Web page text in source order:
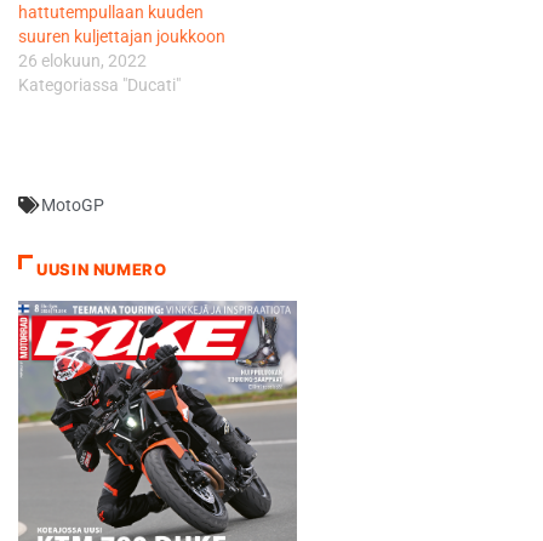
hattutempullaan kuuden
suuren kuljettajan joukkoon
26 elokuun, 2022
Kategoriassa "Ducati"
MotoGP
UUSIN NUMERO